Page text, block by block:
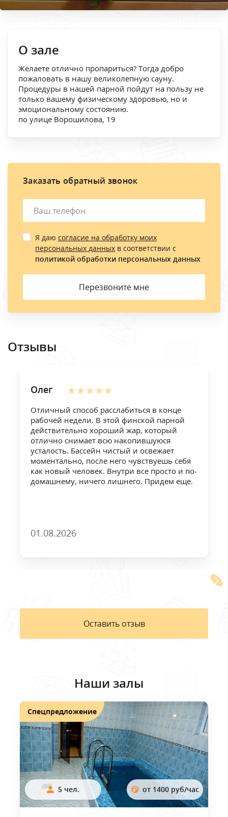
О зале
Желаете отлично пропариться? Тогда добро
пожаловать в нашу великолепную сауну.
Процедуры в нашей парной пойдут на пользу не
только вашему физическому здоровью, но и
эмоциональному состоянию.
по улице Ворошилова, 19
Заказать обратный звонок
Я даю согласие на обработку моих
персональных данных в соответствии с
политикой обработки персональных данных
Перезвоните мне
Отзывы
Олег
Отличный способ расслабиться в конце
рабочей недели. В этой финской парной
действительно хороший жар, который
отлично снимает всю накопившуюся
усталость. Бассейн чистый и освежает
моментально, после него чувствуешь себя
как новый человек. Внутри все просто и по-
домашнему, ничего лишнего. Придем еще.
01.08.2026
Оставить отзыв
Наши залы
Спецпредложение
5 чел. от 1400 руб/час